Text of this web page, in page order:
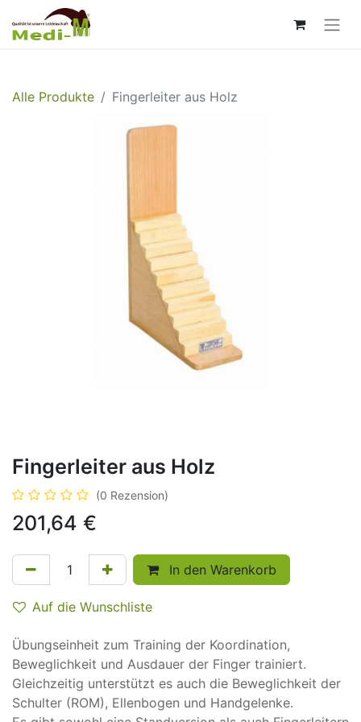
Alle Produkte Fingerleiter aus Holz
Fingerleiter aus Holz
(0 Rezension)
201,64 €
In den Warenkorb
Auf die Wunschliste
Übungseinheit zum Training der Koordination,
Beweglichkeit und Ausdauer der Finger trainiert.
Gleichzeitig unterstützt es auch die Beweglichkeit der
Schulter (ROM), Ellenbogen und Handgelenke.